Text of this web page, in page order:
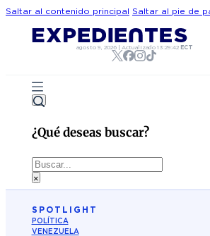
Saltar al contenido principal Saltar al pie de
agosto 9, 2026| Actualizado 13:29:42 ECT
¿Qué deseas buscar?
Buscar
×
SPOTLIGHT
POLÍTICA
VENEZUELA